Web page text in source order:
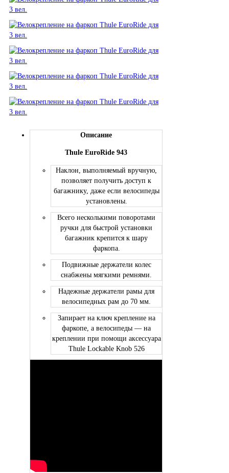
Описание
Thule EuroRide 943
Наклон, выполняемый вручную,
позволяет получить доступ к
багажнику, даже если велосипеды
установлены.
Всего несколькими поворотами
ручки для быстрой установки
багажник крепится к шару
фаркопа.
Подвижные держатели колес
снабжены мягкими ремнями.
Надежные держатели рамы для
велосипедных рам до 70 мм.
Запирает на ключ крепление на
фаркопе, а велосипеды — на
креплении при помощи аксессуара
Thule Lockable Knob 526